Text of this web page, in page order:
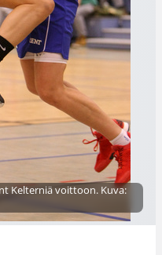
Kelterniä voittoon. Kuva: